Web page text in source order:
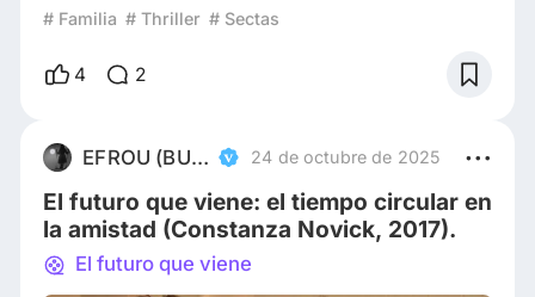
los siete capítulos de La Mesías, la serie
jóvenes realizadores españoles Javier Calvo y
vida: la influencia lunática de su madre, que no
deja de atormentarlos pese al paso del t
# Familia # Thriller # Sectas
4 2
EFROU (BUIA Films) 24 de octubre de 2025
El futuro que viene: el tiempo circular en
la amistad (Constanza Novick, 2017).
El futuro que viene